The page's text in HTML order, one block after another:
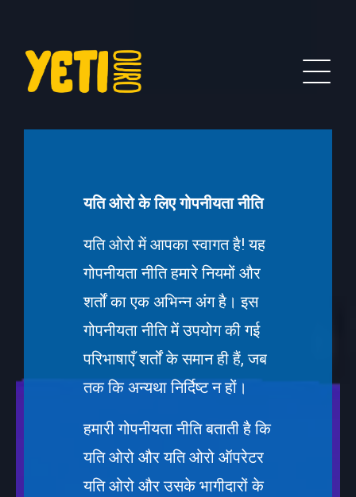
यति ओरो के लिए गोपनीयता नीति
यति ओरो में आपका स्वागत है! यह
गोपनीयता नीति हमारे नियमों और
शर्तों का एक अभिन्न अंग है। इस
गोपनीयता नीति में उपयोग की गई
परिभाषाएँ शर्तों के समान ही हैं, जब
तक कि अन्यथा निर्दिष्ट न हों।
हमारी गोपनीयता नीति बताती है कि
यति ओरो और यति ओरो ऑपरेटर
यति ओरो और उसके भागीदारों के